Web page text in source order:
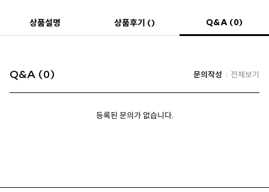
상품설명 상품후기 () Q&A (0)
Q&A (0) 문의작성 전체보기
등록된 문의가 없습니다.